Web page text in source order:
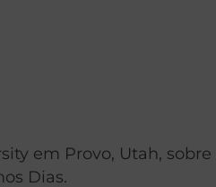
em Provo, Utah, sobre
Dias.